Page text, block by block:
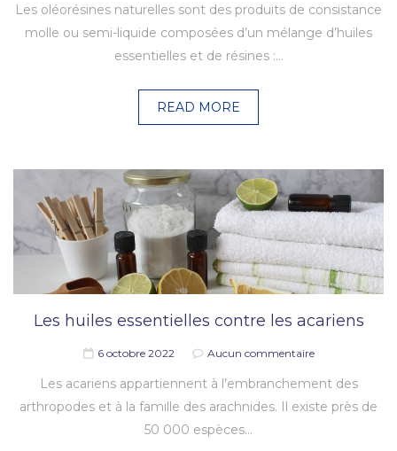
Les oléorésines naturelles sont des produits de consistance
molle ou semi-liquide composées d’un mélange d’huiles
essentielles et de résines :…
READ MORE
Les huiles essentielles contre les acariens
6 octobre 2022 Aucun commentaire
Les acariens appartiennent à l’embranchement des
arthropodes et à la famille des arachnides. Il existe près de
50 000 espèces…